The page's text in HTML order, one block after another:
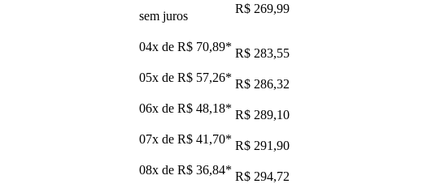
sem juros
R$ 269,99
04x de R$ 70,89* R$ 283,55
05x de R$ 57,26* R$ 286,32
06x de R$ 48,18* R$ 289,10
07x de R$ 41,70* R$ 291,90
08x de R$ 36,84* R$ 294,72